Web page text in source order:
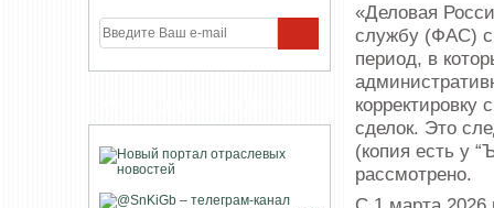
«Деловая
службу (ФАС) с
период, в
корректировку
сделок. Это
(копия есть у
рассмотрено.